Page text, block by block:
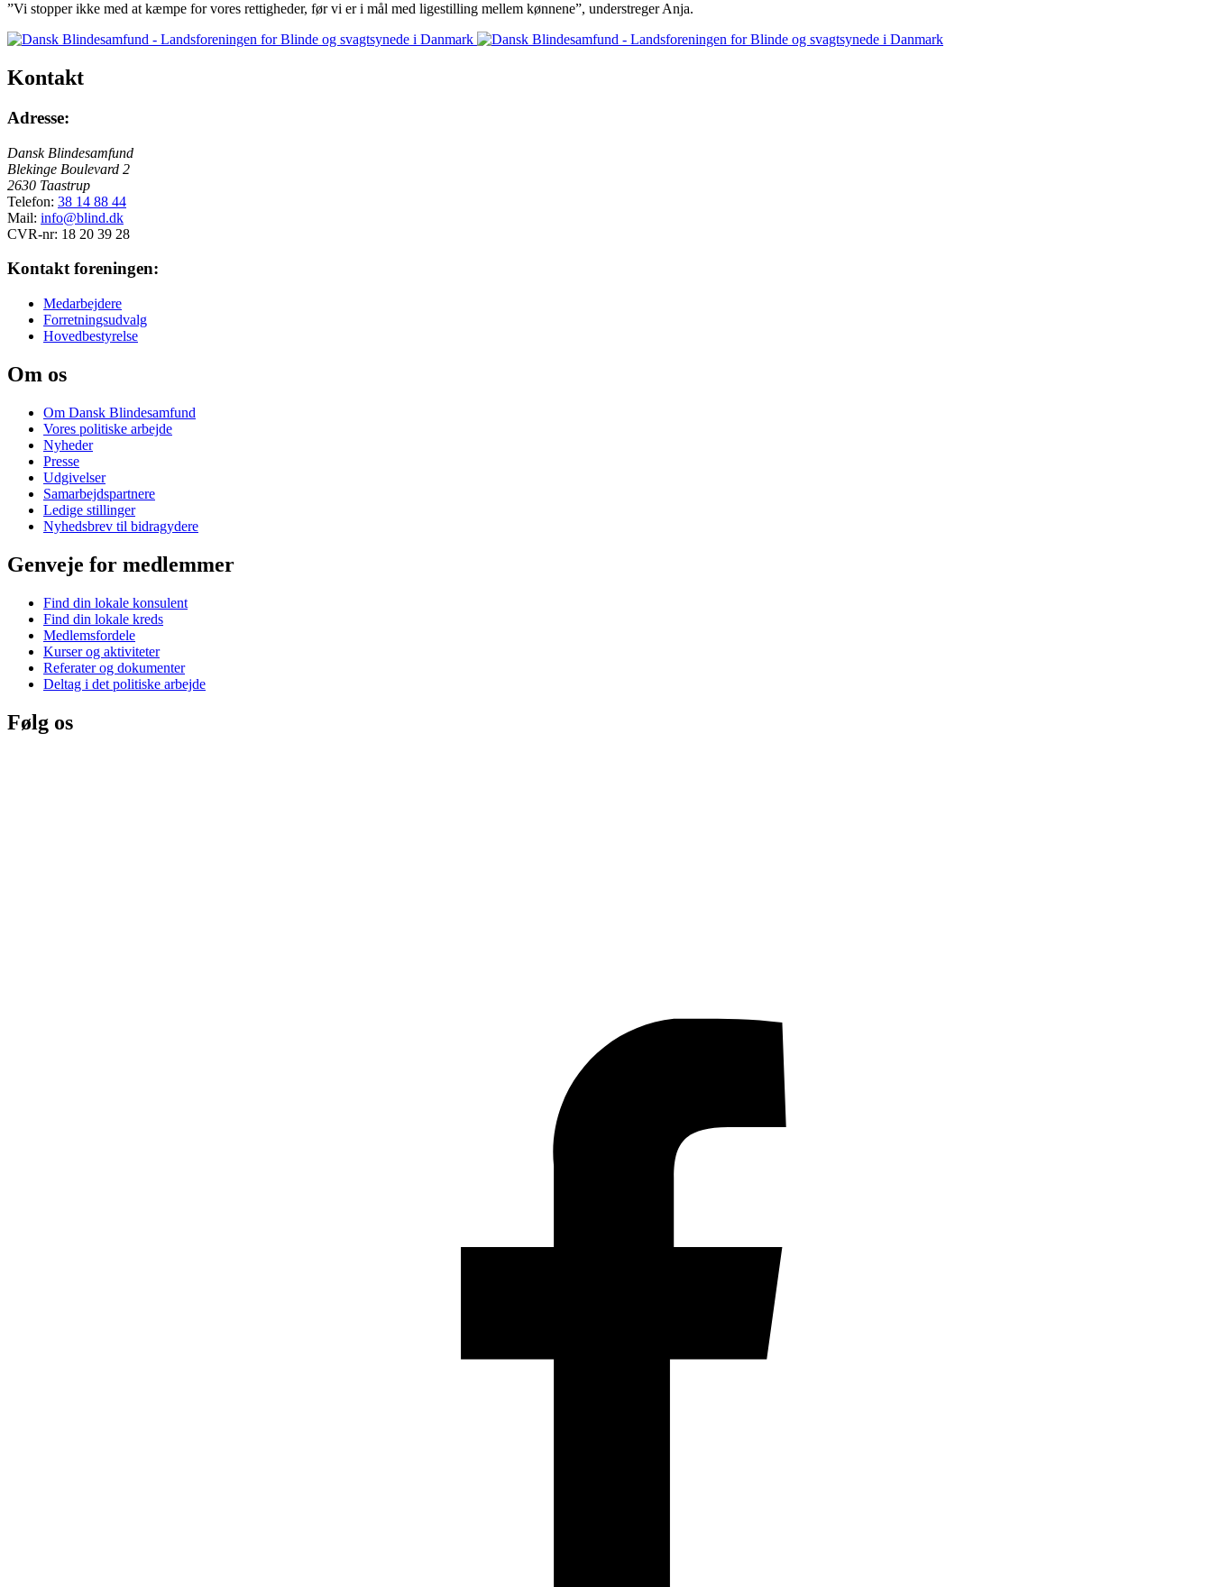
”Vi stopper ikke med at kæmpe for vores rettigheder, før vi er i mål med ligestilling mellem kønnene”, understreger Anja.
Kontakt
Adresse:
Dansk Blindesamfund
Blekinge Boulevard 2
2630 Taastrup
Telefon: 38 14 88 44
Mail: info@blind.dk
CVR-nr: 18 20 39 28
Kontakt foreningen:
Medarbejdere
Forretningsudvalg
Hovedbestyrelse
Om os
Om Dansk Blindesamfund
Vores politiske arbejde
Nyheder
Presse
Udgivelser
Samarbejdspartnere
Ledige stillinger
Nyhedsbrev til bidragydere
Genveje for medlemmer
Find din lokale konsulent
Find din lokale kreds
Medlemsfordele
Kurser og aktiviteter
Referater og dokumenter
Deltag i det politiske arbejde
Følg os